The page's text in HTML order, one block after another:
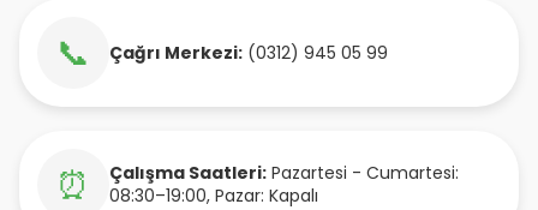
📞 Çağrı Merkezi: (0312) 945 05 99
⏰ Çalışma Saatleri: Pazartesi - Cumartesi:
08:30–19:00, Pazar: Kapalı